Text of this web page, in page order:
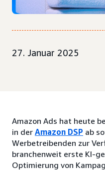
27. Januar 2025
Amazon Ads hat heute
in der Amazon DSP ab
Werbetreibenden zur
branchenweit erste KI-
Optimierung von